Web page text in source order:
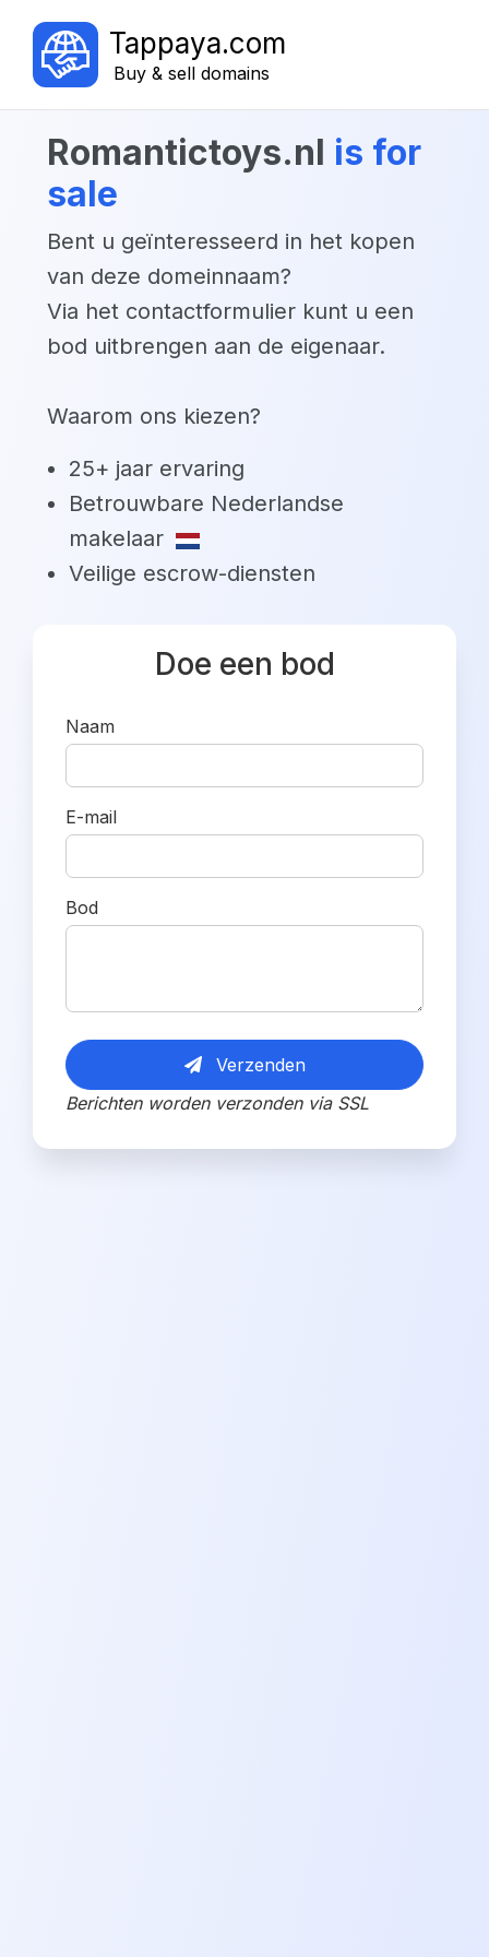
Tappaya.com
Buy & sell domains
romantictoys.nl is for
sale
Bent u geïnteresseerd in het kopen
van deze domeinnaam?
Via het contactformulier kunt u een
bod uitbrengen aan de eigenaar.
Waarom ons kiezen?
25+ jaar ervaring
Betrouwbare Nederlandse
makelaar
Veilige escrow-diensten
Doe een bod
Naam
E-mail
Bod
Verzenden
Berichten worden verzonden via SSL